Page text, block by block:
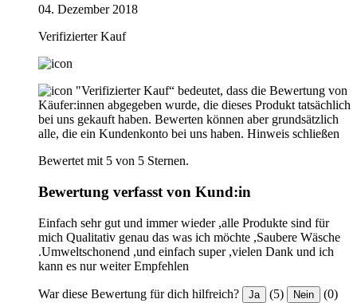
04. Dezember 2018
Verifizierter Kauf
"Verifizierter Kauf“ bedeutet, dass die Bewertung von
Käufer:innen abgegeben wurde, die dieses Produkt tatsächlich
bei uns gekauft haben. Bewerten können aber grundsätzlich
alle, die ein Kundenkonto bei uns haben. Hinweis schließen
Bewertet mit 5 von 5 Sternen.
Bewertung verfasst von Kund:in
Einfach sehr gut und immer wieder ,alle Produkte sind für
mich Qualitativ genau das was ich möchte ,Saubere Wäsche
.Umweltschonend ,und einfach super ,vielen Dank und ich
kann es nur weiter Empfehlen
War diese Bewertung für dich hilfreich? Ja (5) Nein (0)